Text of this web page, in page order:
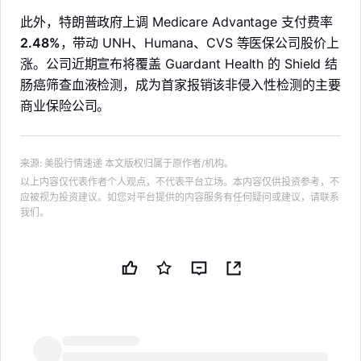
此外，特朗普政府上调 Medicare Advantage 支付费率
2.48%，带动 UNH、Humana、CVS 等医保公司股价上
涨。公司近期宣布将覆盖 Guardant Health 的 Shield 结
肠癌筛查血液检测，成为首家报销该非侵入性检测的主要
商业保险公司。
来源: 美股行情速递 本文版权归属于原作者/机构。
以上内容仅代表作者个人观点，不代表平台立场。本内容仅供投资参考，不
应被视为投资建议。如您对平台提供的内容服务有任何疑问或建议，请联系
我们。